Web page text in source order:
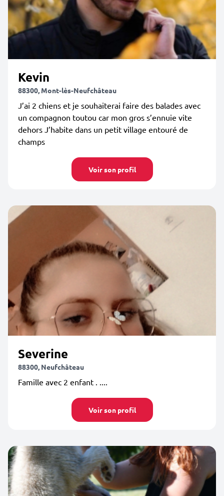
Kevin
88300, Mont-lès-Neufchâteau
J’ai 2 chiens et je souhaiterai faire des balades avec
un compagnon toutou car mon gros s’ennuie vite
dehors J’habite dans un petit village entouré de
champs
Voir son profil
Severine
88300, Neufchâteau
Famille avec 2 enfant . ....
Voir son profil